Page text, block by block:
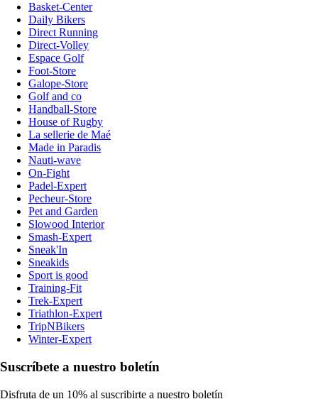
Basket-Center
Daily Bikers
Direct Running
Direct-Volley
Espace Golf
Foot-Store
Galope-Store
Golf and co
Handball-Store
House of Rugby
La sellerie de Maé
Made in Paradis
Nauti-wave
On-Fight
Padel-Expert
Pecheur-Store
Pet and Garden
Slowood Interior
Smash-Expert
Sneak'In
Sneakids
Sport is good
Training-Fit
Trek-Expert
Triathlon-Expert
TripNBikers
Winter-Expert
Suscríbete a nuestro boletín
Disfruta de un 10% al suscribirte a nuestro boletín